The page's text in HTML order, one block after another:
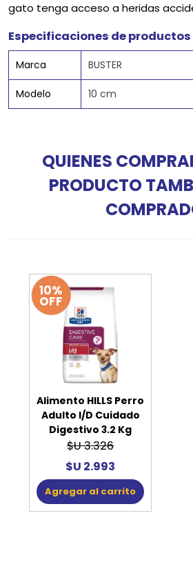
gato tenga acceso a heridas
Especificaciones de productos
Marca BUSTER
Modelo 10 cm
QUIENES
PRODUCTO
10%
OFF
Alimento HILLS Perro
Adulto I/D Cuidado
Digestivo 3.2 Kg
$U 3.326
$U 2.993
Agregar al carrito